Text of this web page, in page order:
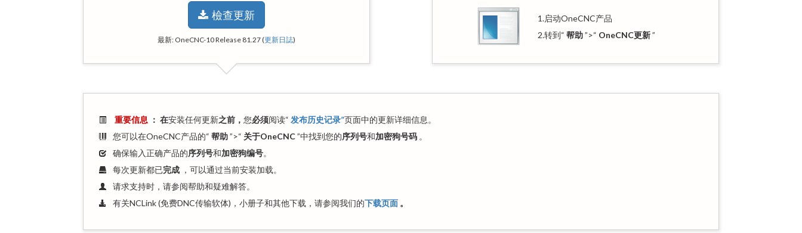
1.启动OneCNC产品
2.转到“ 帮助”>“ OneCNC更新”
檢查更新
最新: OneCNC-10 Release 81.27(更新日誌)
重要信息 ： 在安装任何更新之前， 您必须阅读“ 发布历史记录”页面中的更新详细信息。
您可以在OneCNC产品的“ 帮助”>“ 关于OneCNC”中找到您的序列号和加密狗号码 。
确保输入正确产品的序列号和加密狗编号。
每次更新都已完成 ，可以通过当前安装加载。
请求支持时，请参阅帮助和疑难解答。
有关NCLink(免费DNC传输软体) ，小册子和其他下载，请参阅我们的下载页面 。